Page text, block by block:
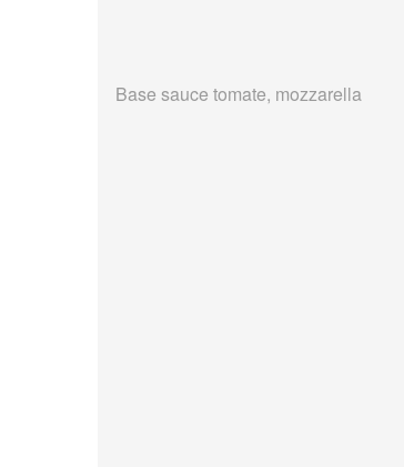
Base sauce tomate, mozzarella